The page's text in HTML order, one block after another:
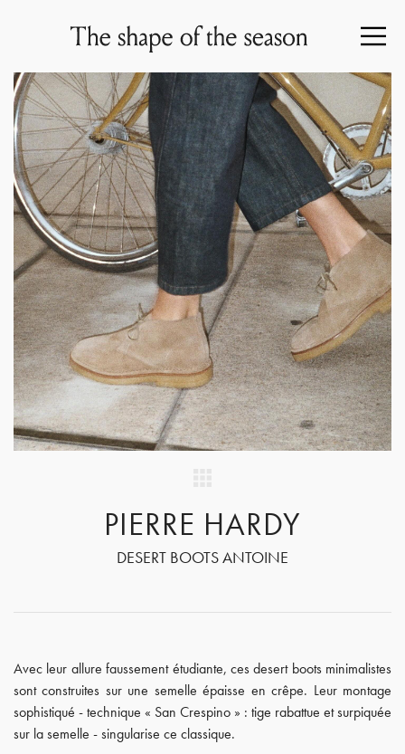
PIERRE HARDY
DESERT BOOTS ANTOINE
Avec leur allure faussement étudiante, ces desert boots minimalistes
sont construites sur une semelle épaisse en crêpe. Leur montage
sophistiqué - technique « San Crespino » : tige rabattue et surpiquée
sur la semelle - singularise ce classique.